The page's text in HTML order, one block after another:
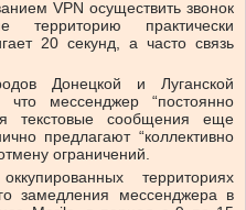
VPN осуществить звонок
территорию практически
20 секунд, а часто связь
Донецкой и Луганской
что мессенджер “постоянно
текстовые сообщения еще
предлагают “коллективно
ограничений.
территориях
замедления мессенджера в